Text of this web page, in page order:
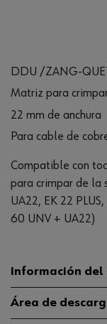
DDU /ZANG-
Matriz para
22 mm de anchura
Para cable de
Compatible con
para crimpar de la
UA22, EK 22
60 UNV + UA22)
Información del
Adecuado para
Área de